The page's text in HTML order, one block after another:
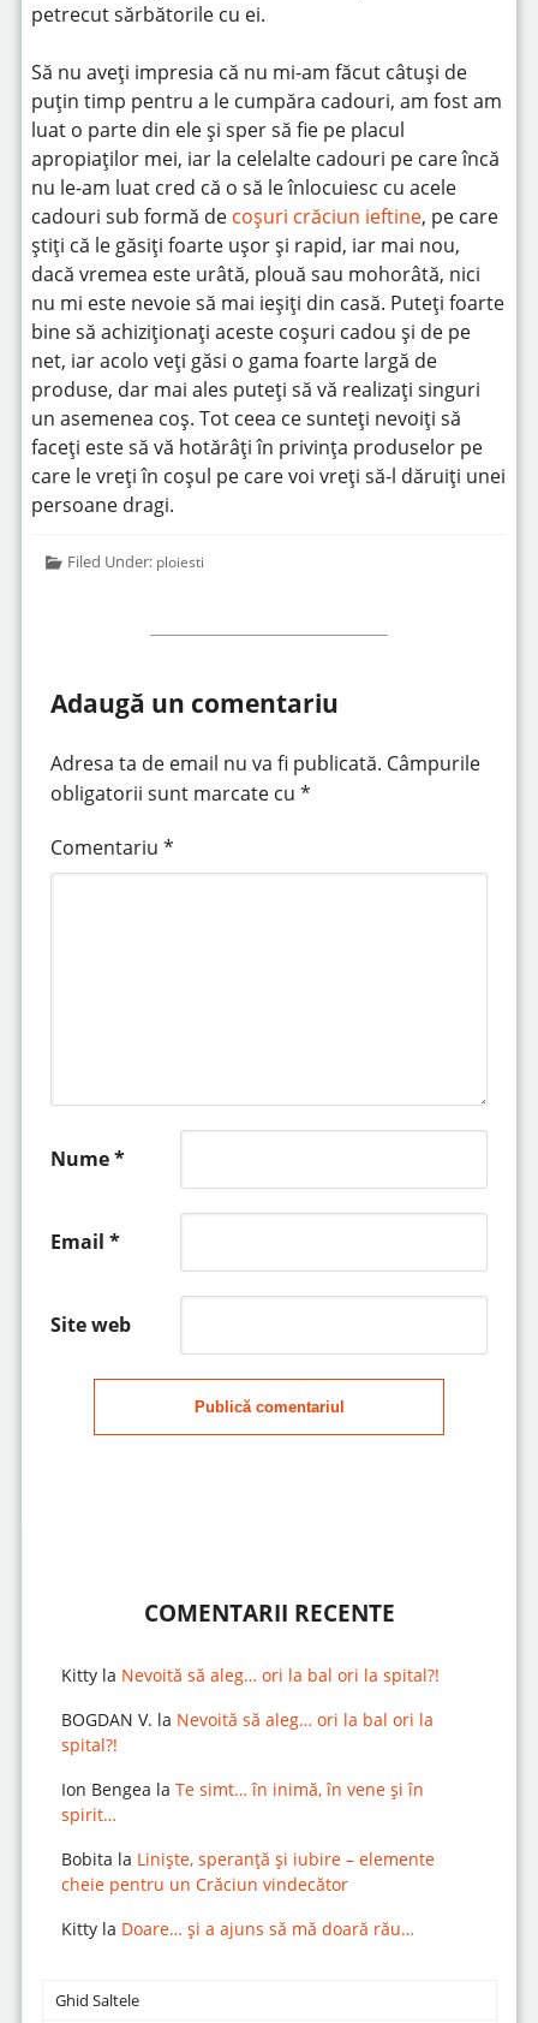
petrecut sărbătorile cu ei.
Să nu aveți impresia că nu mi-am făcut câtuși de
puțin timp pentru a le cumpăra cadouri, am fost am
luat o parte din ele și sper să fie pe placul
apropiaților mei, iar la celelalte cadouri pe care încă
nu le-am luat cred că o să le înlocuiesc cu acele
cadouri sub formă de coșuri crăciun ieftine, pe care
știți că le găsiți foarte ușor și rapid, iar mai nou,
dacă vremea este urâtă, plouă sau mohorâtă, nici
nu mi este nevoie să mai ieșiți din casă. Puteți foarte
bine să achiziționați aceste coșuri cadou și de pe
net, iar acolo veți găsi o gama foarte largă de
produse, dar mai ales puteți să vă realizați singuri
un asemenea coș. Tot ceea ce sunteți nevoiți să
faceți este să vă hotărâți în privința produselor pe
care le vreți în coșul pe care voi vreți să-l dăruiți unei
persoane dragi.
Filed Under: ploiesti
Adaugă un comentariu
Adresa ta de email nu va fi publicată. Câmpurile
obligatorii sunt marcate cu *
Comentariu *
Nume*
Email *
Site web
Publică comentariul
COMENTARII RECENTE
Kittyla Nevoită să aleg… ori la bal ori la spital?!
BOGDAN V. la Nevoită să aleg… ori la bal ori la
spital?!
Ion Bengea la Te simt… în inimă, în vene și în
spirit…
Bobita la Liniște, speranță și iubire – elemente
cheie pentru un Crăciun vindecător
Kittyla Doare… și a ajuns să mă doară rău…
Ghid Saltele